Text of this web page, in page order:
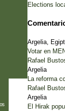
Elections
Argelia,
Votar en
Rafael
Argelia
La reforma
Rafael
Argelia
El Hirak